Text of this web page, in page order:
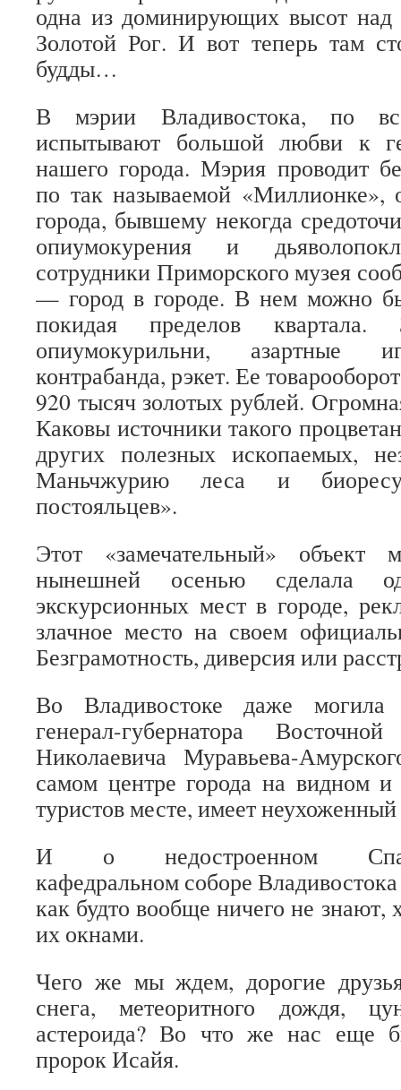
одна из доминирующих высот над
Золотой Рог. И вот теперь там
будды…
В мэрии Владивостока, по
испытывают большой любви к
нашего города. Мэрия проводит
по так называемой «Миллионке»,
города, бывшему некогда
опиумокурения и
сотрудники Приморского музея
— город в городе. В нем можно
покидая пределов
опиумокурильни, азартные
контрабанда, рэкет. Ее
920 тысяч золотых рублей.
Каковы источники такого
других полезных ископаемых,
Маньчжурию леса и
постояльцев».
Этот «замечательный» объект
нынешней осенью сделала
экскурсионных мест в городе,
злачное место на своем
Безграмотность, диверсия или
Во Владивостоке даже могила
генерал-губернатора
Николаевича Муравьева-
самом центре города на видном
туристов месте, имеет
И о недостроенном Спасо-
кафедральном соборе
как будто вообще ничего не знают,
их окнами.
Чего же мы ждем, дорогие
снега, метеоритного дождя,
астероида? Во что же нас еще
пророк Исайя.